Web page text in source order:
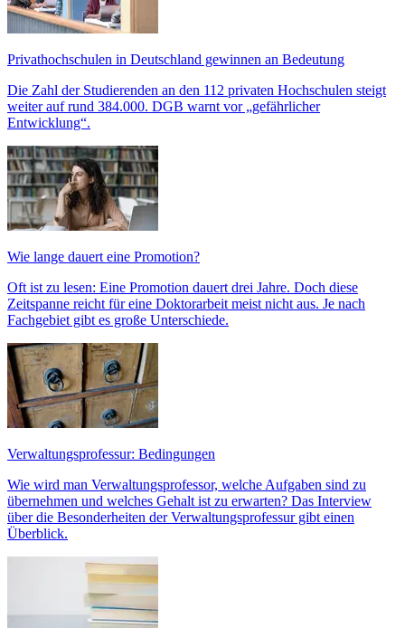
Privathochschulen in Deutschland gewinnen an Bedeutung
Die Zahl der Studierenden an den 112 privaten Hochschulen steigt
weiter auf rund 384.000. DGB warnt vor „gefährlicher
Entwicklung“.
Wie lange dauert eine Promotion?
Oft ist zu lesen: Eine Promotion dauert drei Jahre. Doch diese
Zeitspanne reicht für eine Doktorarbeit meist nicht aus. Je nach
Fachgebiet gibt es große Unterschiede.
Verwaltungsprofessur: Bedingungen
Wie wird man Verwaltungsprofessor, welche Aufgaben sind zu
übernehmen und welches Gehalt ist zu erwarten? Das Interview
über die Besonderheiten der Verwaltungsprofessur gibt einen
Überblick.